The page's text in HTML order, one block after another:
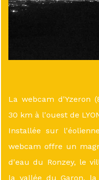
La webcam d'Yzeron
30 km à l'ouest de
Installée sur
webcam offre un
d'eau du Ronzey, le
la vallée du Garon,